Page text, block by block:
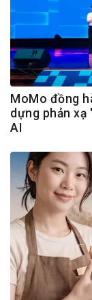
MoMo đồng
dựng phản
AI